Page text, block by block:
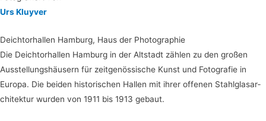
Urs Kluy­ver
Deich­tor­hal­len Ham­burg, Haus der Photographie
Die Deich­tor­hal­len Ham­burg in der Alt­stadt zäh­len zu den gro­ßen
Aus­stel­lungs­häu­sern für zeit­ge­nös­si­sche Kunst und Foto­gra­fie in
Euro­pa. Die bei­den his­to­ri­schen Hal­len mit ihrer offe­nen Stahl­glas­ar­
chi­tek­tur wur­den von 1911 bis 1913 gebaut.